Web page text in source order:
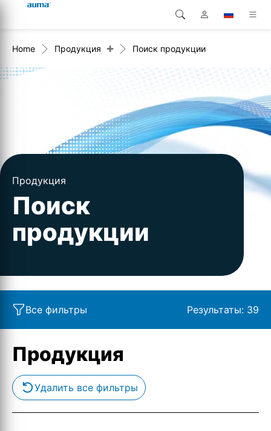
Продукция
Сервисная служба
Предприятие
Контакт
Global
Азия и Тихий океан
Северная Америка
Поиск
Home Продукция + Поиск продукции
Продукция
Поиск
продукции
Все фильтры Результаты: 39
Продукция
Удалить все фильтры